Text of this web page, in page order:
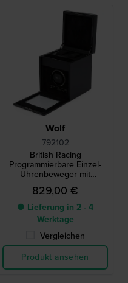
Wolf
792102
British Racing
Programmierbare Einzel-
Uhrenbeweger mit
Speicher
829,00 €
● Lieferung in 2 - 4
Werktage
Vergleichen
Produkt ansehen